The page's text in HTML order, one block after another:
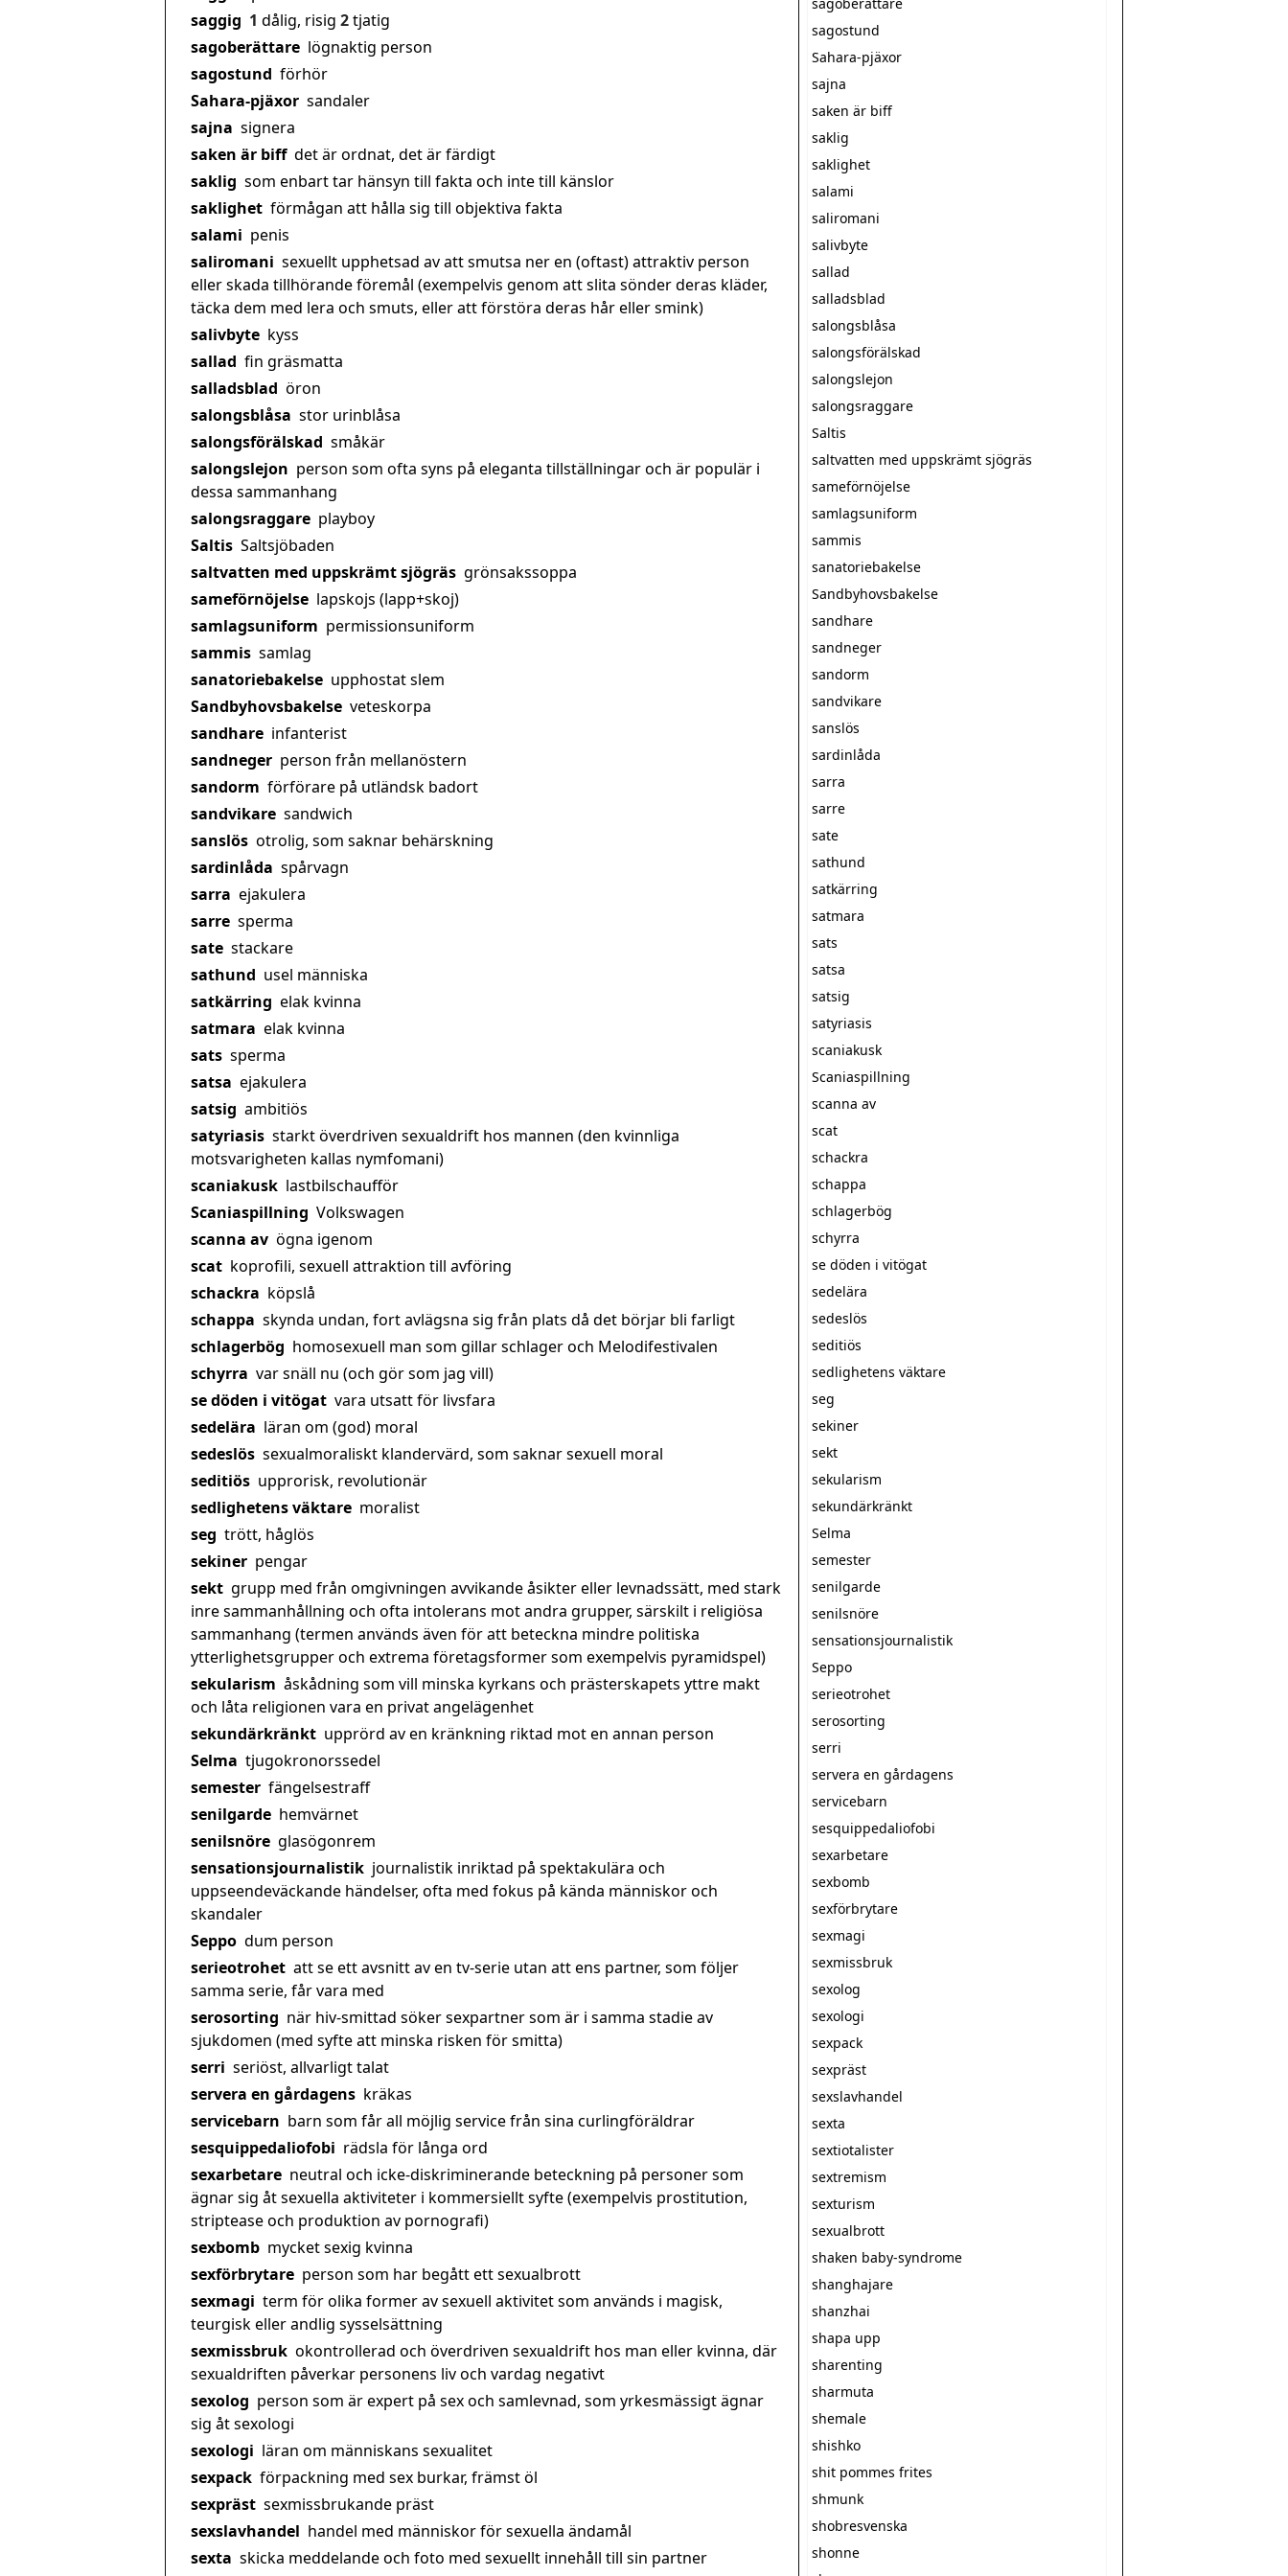
saggig 1 dålig, risig 2tjatig
sagoberättare lögnaktig person
sagostund förhör
Sahara-pjäxor sandaler
sajna signera
saken är biff det är ordnat, det är färdigt
saklig som enbart tar hänsyn till fakta och inte till känslor
saklighet förmågan att hålla sig till objektiva fakta
salami penis
saliromani sexuellt upphetsad av att smutsa ner en (oftast) attraktiv person
eller skada tillhörande föremål (exempelvis genom att slita sönder deras kläder,
täcka dem med lera och smuts, eller att förstöra deras hår eller smink)
salivbyte kyss
sallad fin gräsmatta
salladsblad öron
salongsblåsa stor urinblåsa
salongsförälskad småkär
salongslejon person som ofta syns på eleganta tillställningar och är populär i
dessa sammanhang
salongsraggare playboy
Saltis Saltsjöbaden
saltvatten med uppskrämt sjögräs grönsakssoppa
sameförnöjelse lapskojs (lapp+skoj)
samlagsuniform permissionsuniform
sammis samlag
sanatoriebakelse upphostat slem
Sandbyhovsbakelse veteskorpa
sandhare infanterist
sandneger person från mellanöstern
sandorm förförare på utländsk badort
sandvikare sandwich
sanslös otrolig, som saknar behärskning
sardinlåda spårvagn
sarra ejakulera
sarre sperma
sate stackare
sathund usel människa
satkärring elak kvinna
satmara elak kvinna
sats sperma
satsa ejakulera
satsig ambitiös
satyriasis starkt överdriven sexualdrift hos mannen (den kvinnliga
motsvarigheten kallas nymfomani)
scaniakusk lastbilschaufför
Scaniaspillning Volkswagen
scanna av ögna igenom
scat koprofili, sexuell attraktion till avföring
schackra köpslå
schappa skynda undan, fort avlägsna sig från plats då det börjar bli farligt
schlagerbög homosexuell man som gillar schlager och Melodifestivalen
schyrra var snäll nu (och gör som jag vill)
se döden i vitögat vara utsatt för livsfara
sedelära läran om (god) moral
sedeslös sexualmoraliskt klandervärd, som saknar sexuell moral
seditiös upprorisk, revolutionär
sedlighetens väktare moralist
seg trött, håglös
sekiner pengar
sekt grupp med från omgivningen avvikande åsikter eller levnadssätt, med stark
inre sammanhållning och ofta intolerans mot andra grupper, särskilt i religiösa
sammanhang (termen används även för att beteckna mindre politiska
ytterlighetsgrupper och extrema företagsformer som exempelvis pyramidspel)
sekularism åskådning som vill minska kyrkans och prästerskapets yttre makt
och låta religionen vara en privat angelägenhet
sekundärkränkt upprörd av en kränkning riktad mot en annan person
Selma tjugokronorssedel
semester fängelsestraff
senilgarde hemvärnet
senilsnöre glasögonrem
sensationsjournalistik journalistik inriktad på spektakulära och
uppseendeväckande händelser, ofta med fokus på kända människor och
skandaler
Seppo dum person
serieotrohet att se ett avsnitt av en tv-serie utan att ens partner, som följer
samma serie, får vara med
serosorting när hiv-smittad söker sexpartner som är i samma stadie av
sjukdomen (med syfte att minska risken för smitta)
serri seriöst, allvarligt talat
servera en gårdagens kräkas
servicebarn barn som får all möjlig service från sina curlingföräldrar
sesquippedaliofobi rädsla för långa ord
sexarbetare neutral och icke-diskriminerande beteckning på personer som
ägnar sig åt sexuella aktiviteter i kommersiellt syfte (exempelvis prostitution,
striptease och produktion av pornografi)
sexbomb mycket sexig kvinna
sexförbrytare person som har begått ett sexualbrott
sexmagi term för olika former av sexuell aktivitet som används i magisk,
teurgisk eller andlig sysselsättning
sexmissbruk okontrollerad och överdriven sexualdrift hos man eller kvinna, där
sexualdriften påverkar personens liv och vardag negativt
sexolog person som är expert på sex och samlevnad, som yrkesmässigt ägnar
sig åt sexologi
sexologi läran om människans sexualitet
sexpack förpackning med sex burkar, främst öl
sexpräst sexmissbrukande präst
sexslavhandel handel med människor för sexuella ändamål
sexta skicka meddelande och foto med sexuellt innehåll till sin partner
sagostund
Sahara-pjäxor
sajna
saken är biff
saklig
saklighet
salami
saliromani
salivbyte
sallad
salladsblad
salongsblåsa
salongsförälskad
salongslejon
salongsraggare
Saltis
saltvatten med uppskrämt sjögräs
sameförnöjelse
samlagsuniform
sammis
sanatoriebakelse
Sandbyhovsbakelse
sandhare
sandneger
sandorm
sandvikare
sanslös
sardinlåda
sarra
sarre
sate
sathund
satkärring
satmara
sats
satsa
satsig
satyriasis
scaniakusk
Scaniaspillning
scanna av
scat
schackra
schappa
schlagerbög
schyrra
se döden i vitögat
sedelära
sedeslös
seditiös
sedlighetens väktare
seg
sekiner
sekt
sekularism
sekundärkränkt
Selma
semester
senilgarde
senilsnöre
sensationsjournalistik
Seppo
serieotrohet
serosorting
serri
servera en gårdagens
servicebarn
sesquippedaliofobi
sexarbetare
sexbomb
sexförbrytare
sexmagi
sexmissbruk
sexolog
sexologi
sexpack
sexpräst
sexslavhandel
sexta
sextiotalister
sextremism
sexturism
sexualbrott
shaken baby-syndrome
shanghajare
shanzhai
shapa upp
sharenting
sharmuta
shemale
shishko
shit pommes frites
shmunk
shobresvenska
shonne